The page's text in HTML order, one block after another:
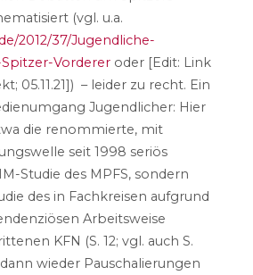
(vgl. u.a.
2012/37/Jugendliche-
Vordereroder [Edit: Link
05.11.21]) – leider zu recht. Ein
Jugendlicher: Hier
die renommierte, mit
seit 1998 seriös
Studie des MPFS, sondern
des in Fachkreisen aufgrund
Arbeitsweise
KFN (S. 12; vgl. auch S.
wieder Pauschalierungen